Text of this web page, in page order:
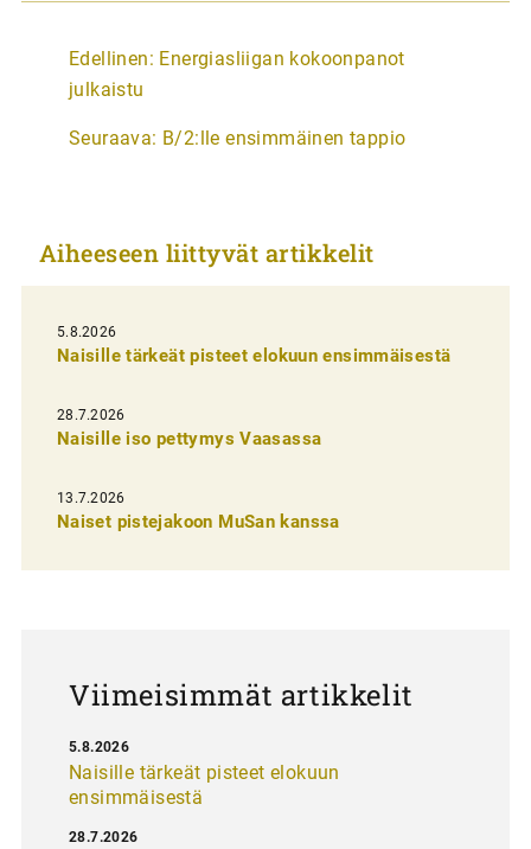
A
r
i
e
i
e
n
s
e
l
Edellinen: Energiasliigan kokoonpanot
julkaistu
Seuraava: B/2:lle ensimmäinen tappio
Aiheeseen liittyvät artikkelit
5.8.2026
Naisille tärkeät pisteet elokuun ensimmäisestä
28.7.2026
Naisille iso pettymys Vaasassa
13.7.2026
Naiset pistejakoon MuSan kanssa
Viimeisimmät artikkelit
Naisille tärkeät pisteet elokuun
ensimmäisestä
5.8.2026
28.7.2026